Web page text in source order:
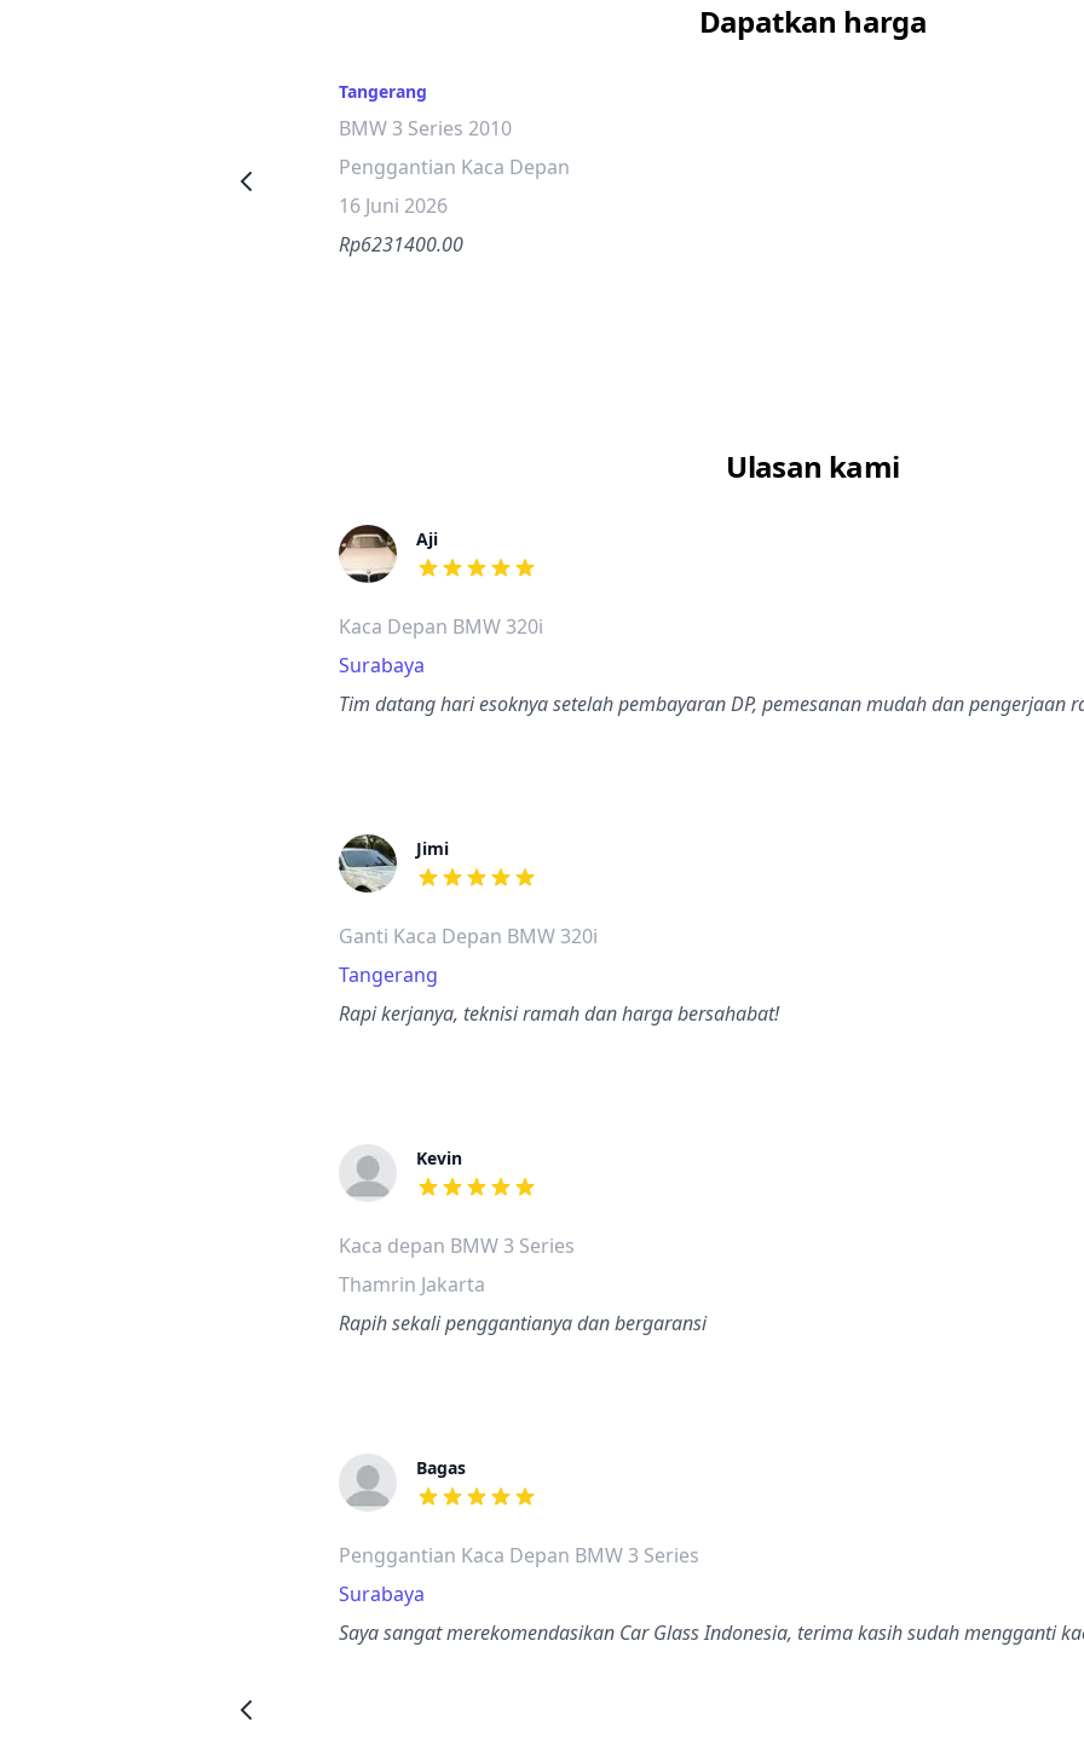
Dapatkan harga
Tangerang
BMW 3 Series 2010
Penggantian Kaca Depan
16 Juni 2026
Rp6231400.00
Ulasan kami
Aji
dari ulasan adalah bintang lima
Kaca Depan BMW 320i
Surabaya
Tim datang hari esoknya setelah pembayaran DP, pemesanan mudah dan pengerjaan
Jimi
dari ulasan adalah bintang lima
Ganti Kaca Depan BMW 320i
Tangerang
Rapi kerjanya, teknisi ramah dan harga bersahabat!
Kevin
dari ulasan adalah bintang lima
Kaca depan BMW 3 Series
Thamrin Jakarta
Rapih sekali penggantianya dan bergaransi
Bagas
dari ulasan adalah bintang lima
Penggantian Kaca Depan BMW 3 Series
Surabaya
Saya sangat merekomendasikan Car Glass Indonesia, terima kasih sudah mengganti